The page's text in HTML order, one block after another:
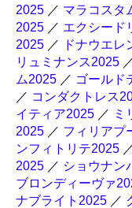
2025 ／ マラコスタ
2025 ／ エクシード
2025 ／ ドナウエレ
リュミナンス2025
ム2025 ／ ゴールド
／ コンダクトレス
イティア2025 ／ ミ
2025 ／ フィリアプ
ンフィトリテ2025
2025 ／ ショウナン
ブロンディーヴァ
ナブライト2025 ／